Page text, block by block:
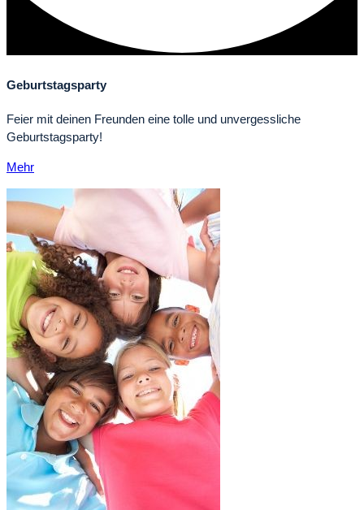
Geburtstagsparty
Feier mit deinen Freunden eine tolle und unvergessliche
Geburtstagsparty!
Mehr